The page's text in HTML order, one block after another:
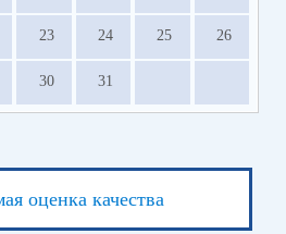
23 24 25 26
30 31
оценка качества